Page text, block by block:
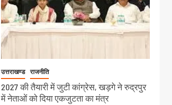
उत्तराखण्ड राजनीति
2027 की तैयारी में जुटी कांग्रेस, खड़गे ने रुद्रपुर
में नेताओं को दिया एकजुटता का मंत्र